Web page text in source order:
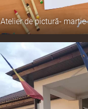
Atelier de pictură- martie